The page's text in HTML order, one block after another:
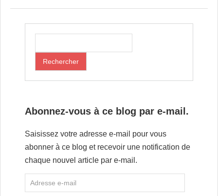
Abonnez-vous à ce blog par e-mail.
Saisissez votre adresse e-mail pour vous
abonner à ce blog et recevoir une notification de
chaque nouvel article par e-mail.